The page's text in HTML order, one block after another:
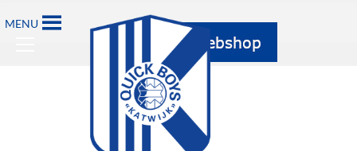
naar
MENU
Primary